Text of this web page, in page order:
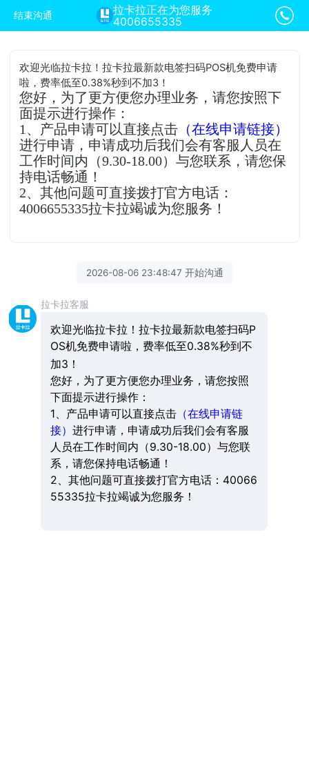
结束沟通
拉卡拉正在为您服务
4006655335
欢迎光临拉卡拉！拉卡拉最新款电签扫码POS机免费申请
啦，费率低至0.38%秒到不加3！
您好，为了更方便您办理业务，请您按照下
面提示进行操作：
1、产品申请可以直接点击 （在线申请链接）
进行申请，申请成功后我们会有客服人员在
工作时间内（9.30-18.00）与您联系，请您保
持电话畅通！
2、其他问题可直接拨打官方电话：
4006655335拉卡拉竭诚为您服务！
2026-08-06 23:48:47 开始沟通
拉卡拉客服
欢迎光临拉卡拉！拉卡拉最新款电签扫码P
OS机免费申请啦，费率低至0.38%秒到不
加3！
您好，为了更方便您办理业务，请您按照
下面提示进行操作：
1、产品申请可以直接点击（在线申请链
接） 进行申请，申请成功后我们会有客服
人员在工作时间内（9.30-18.00）与您联
系，请您保持电话畅通！
2、其他问题可直接拨打官方电话：40066
55335拉卡拉竭诚为您服务！